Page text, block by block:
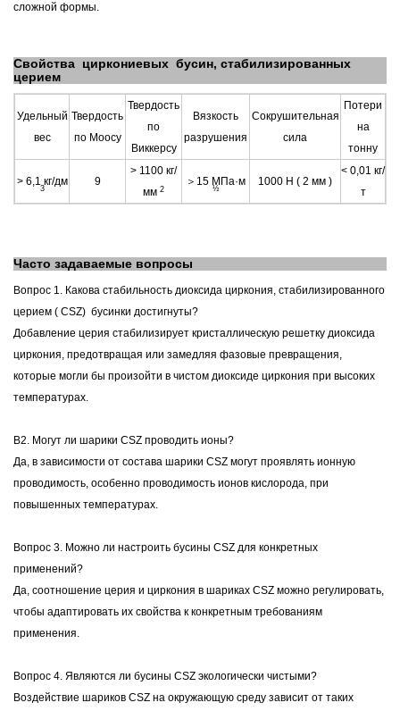
сложной формы.
Свойства циркониевых бусин, стабилизированных
церием
Удельный
вес
Твердость
по Моосу
Твердость
по
Виккерсу
Вязкость
разрушения
Сокрушительная
сила
Потери
на
тонну
> 6,1 кг/дм
3
9
> 1100 кг/
мм 2
＞ 15 МПа·м
½
1000 Н ( 2 мм )
< 0,01 кг/
т
Часто задаваемые вопросы
Вопрос 1. Какова стабильность диоксида циркония, стабилизированного
церием ( CSZ) бусинки достигнуты?
Добавление церия стабилизирует кристаллическую решетку диоксида
циркония, предотвращая или замедляя фазовые превращения,
которые могли бы произойти в чистом диоксиде циркония при высоких
температурах.
В2. Могут ли шарики CSZ проводить ионы?
Да, в зависимости от состава шарики CSZ могут проявлять ионную
проводимость, особенно проводимость ионов кислорода, при
повышенных температурах.
Вопрос 3. Можно ли настроить бусины CSZ для конкретных
применений?
Да, соотношение церия и циркония в шариках CSZ можно регулировать,
чтобы адаптировать их свойства к конкретным требованиям
применения.
Вопрос 4. Являются ли бусины CSZ экологически чистыми?
Воздействие шариков CSZ на окружающую среду зависит от таких